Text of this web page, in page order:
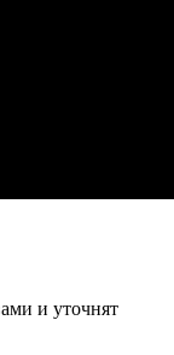
и уточнят